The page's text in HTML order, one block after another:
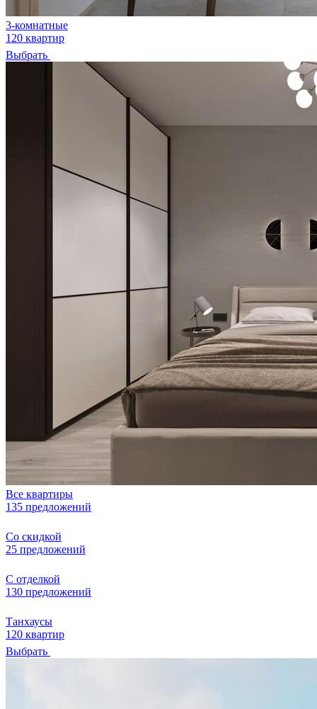
3-комнатные
120 квартир
Выбрать
Все квартиры
135 предложений
Со скидкой
25 предложений
С отделкой
130 предложений
Танхаусы
120 квартир
Выбрать